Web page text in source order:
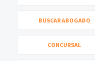
BUSCAR ABOGADO
CONCURSAL